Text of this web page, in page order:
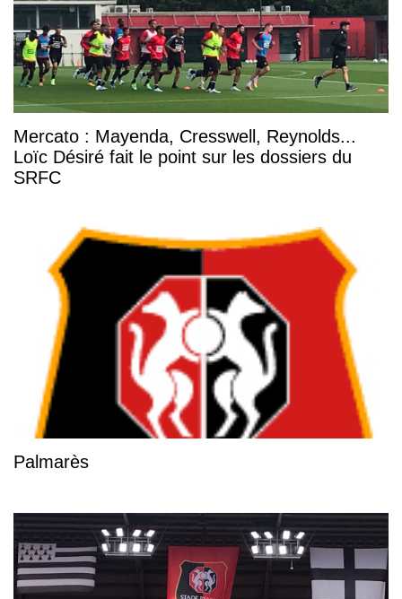
Mercato : Mayenda, Cresswell, Reynolds...
Loïc Désiré fait le point sur les dossiers du
SRFC
Palmarès